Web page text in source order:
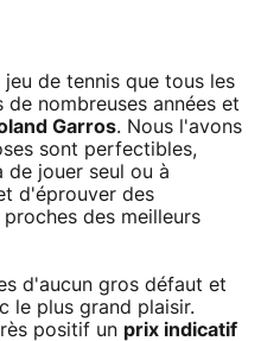
jeu de tennis que tous les
nombreuses années et
Garros. Nous l'avons
sont perfectibles,
de jouer seul ou à
d'éprouver des
des meilleurs
d'aucun gros défaut et
le plus grand plaisir.
positif un prix indicatif